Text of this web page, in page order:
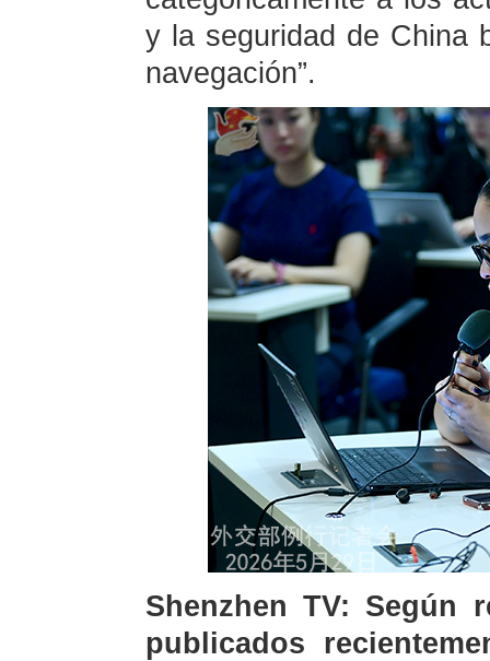
y la seguridad de China
navegación”.
Shenzhen TV: Según
publicados